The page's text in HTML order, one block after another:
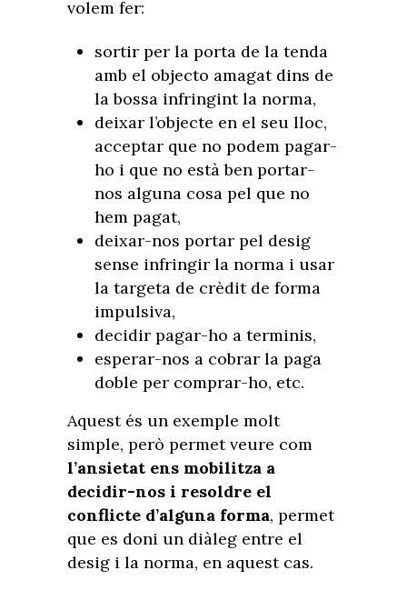
volem fer:
sortir per la porta de la tenda
amb el objecto amagat dins de
la bossa infringint la norma,
deixar l’objecte en el seu lloc,
acceptar que no podem pagar-
ho i que no està ben portar-
nos alguna cosa pel que no
hem pagat,
deixar-nos portar pel desig
sense infringir la norma i usar
la targeta de crèdit de forma
impulsiva,
decidir pagar-ho a terminis,
esperar-nos a cobrar la paga
doble per comprar-ho, etc.
Aquest és un exemple molt
simple, però permet veure com
l’ansietat ens mobilitza a
decidir-nos i resoldre el
conflicte d’alguna forma, permet
que es doni un diàleg entre el
desig i la norma, en aquest cas.